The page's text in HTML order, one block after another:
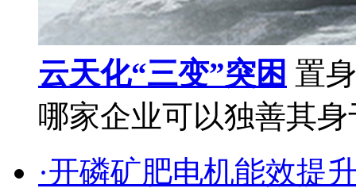
云天化“三变”突困 置
哪家企业可以独善其
·开磷矿肥电机能效提